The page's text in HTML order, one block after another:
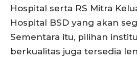
Hospital serta RS Mitra
Hospital BSD yang akan
Sementara itu, pilihan
berkualitas juga tersedia